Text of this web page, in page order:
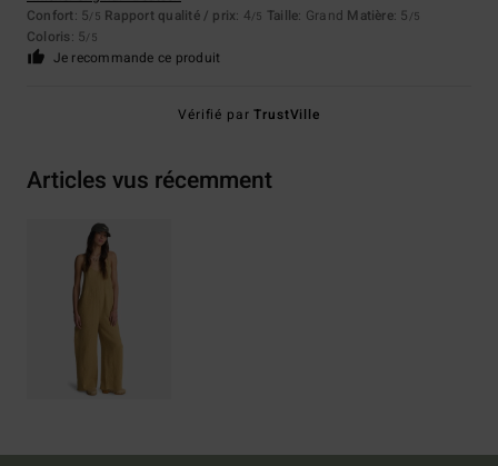
Confort: 5/5 Rapport qualité / prix: 4/5 Taille: Grand Matière: 5 /5
Coloris: 5/5
Je recommande ce produit
Vérifié parTrustVille
Articles vus récemment